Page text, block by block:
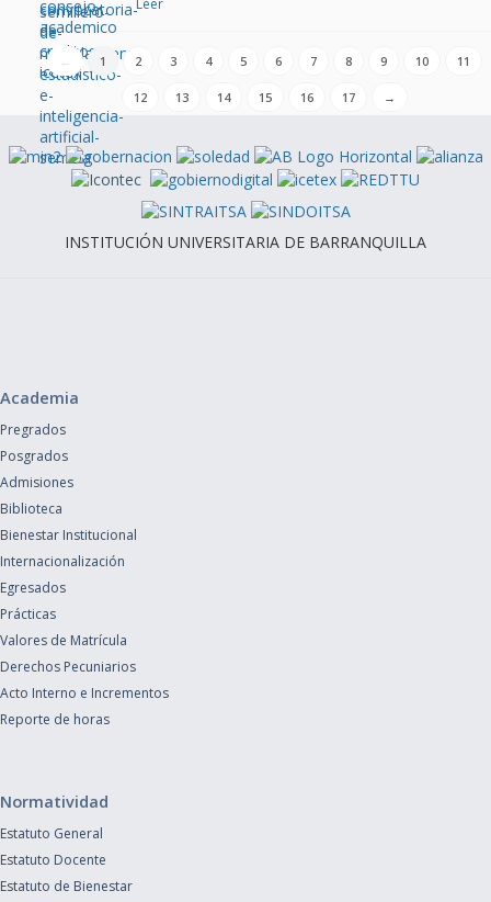
Leer
← 1 2 3 4 5 6 7 8 9 10 11
12 13 14 15 16 17 →
INSTITUCIÓN UNIVERSITARIA DE BARRANQUILLA
Academia
Pregrados
Posgrados
Admisiones
Biblioteca
Bienestar Institucional
Internacionalización
Egresados
Prácticas
Valores de Matrícula
Derechos Pecuniarios
Acto Interno e Incrementos
Reporte de horas
Normatividad
Estatuto General
Estatuto Docente
Estatuto de Bienestar